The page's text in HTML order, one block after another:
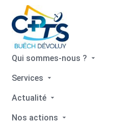
Qui sommes-nous ?
Services
Actualité
Nos actions
Professionnelle
de Santé